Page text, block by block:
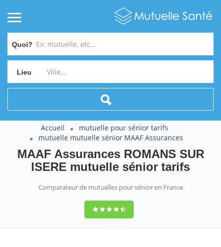
Quoi?
Lieu
Accueil
mutuelle pour sénior tarifs
mutuelle mutuelle sénior MAAF Assurances
MAAF Assurances ROMANS SUR
ISERE mutuelle sénior tarifs
Comparateur de mutuelles pour sénior en France
9,2(100%)452